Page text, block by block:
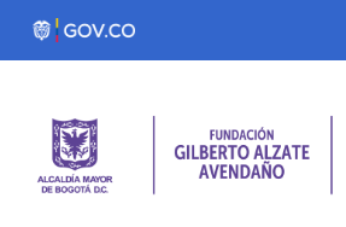
Pasar al contenido principal